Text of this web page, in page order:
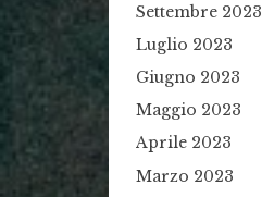
Settembre 2023
Luglio 2023
Giugno 2023
Maggio 2023
Aprile 2023
Marzo 2023